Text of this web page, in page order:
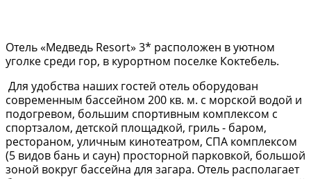
Отель «Медведь Resort» 3* расположен в уютном
уголке среди гор, в курортном поселке Коктебель.
Для удобства наших гостей отель оборудован
современным бассейном 200 кв. м. с морской водой и
подогревом, большим спортивным комплексом с
спортзалом, детской площадкой, гриль - баром,
рестораном, уличным кинотеатром, СПА комплексом
(5 видов бань и саун) просторной парковкой, большой
зоной вокруг бассейна для загара. Отель располагает